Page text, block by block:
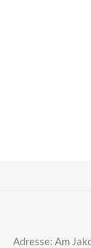
Adresse: Am